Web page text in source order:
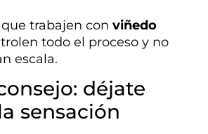
trabajen con viñedo
todo el proceso y no
escala.
déjate
sensación